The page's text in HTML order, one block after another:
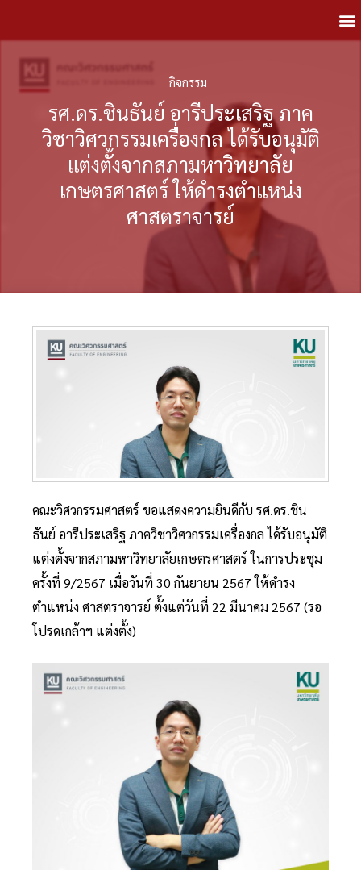
กิจกรรม
รศ.ดร.ชินธันย์ อารีประเสริฐ ภาค
วิชาวิศวกรรมเครื่องกล ได้รับอนุมัติ
แต่งตั้งจากสภามหาวิทยาลัย
เกษตรศาสตร์ ให้ดำรงตำแหน่ง
ศาสตราจารย์
คณะวิศวกรรมศาสตร์ ขอแสดงความยินดีกับ รศ.ดร.ชิน
ธันย์ อารีประเสริฐ ภาควิชาวิศวกรรมเครื่องกล ได้รับอนุมัติ
แต่งตั้งจากสภามหาวิทยาลัยเกษตรศาสตร์ ในการประชุม
ครั้งที่ 9/2567 เมื่อวันที่ 30 กันยายน 2567 ให้ดำรง
ตำแหน่ง ศาสตราจารย์ ตั้งแต่วันที่ 22 มีนาคม 2567 (รอ
โปรดเกล้าฯ แต่งตั้ง)